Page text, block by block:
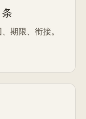
期限、衔接。